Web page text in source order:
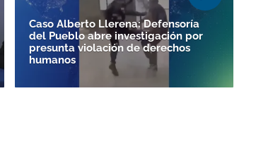
Caso Alberto Llerena: Defensoría
del Pueblo abre investigación por
presunta violación de derechos
humanos